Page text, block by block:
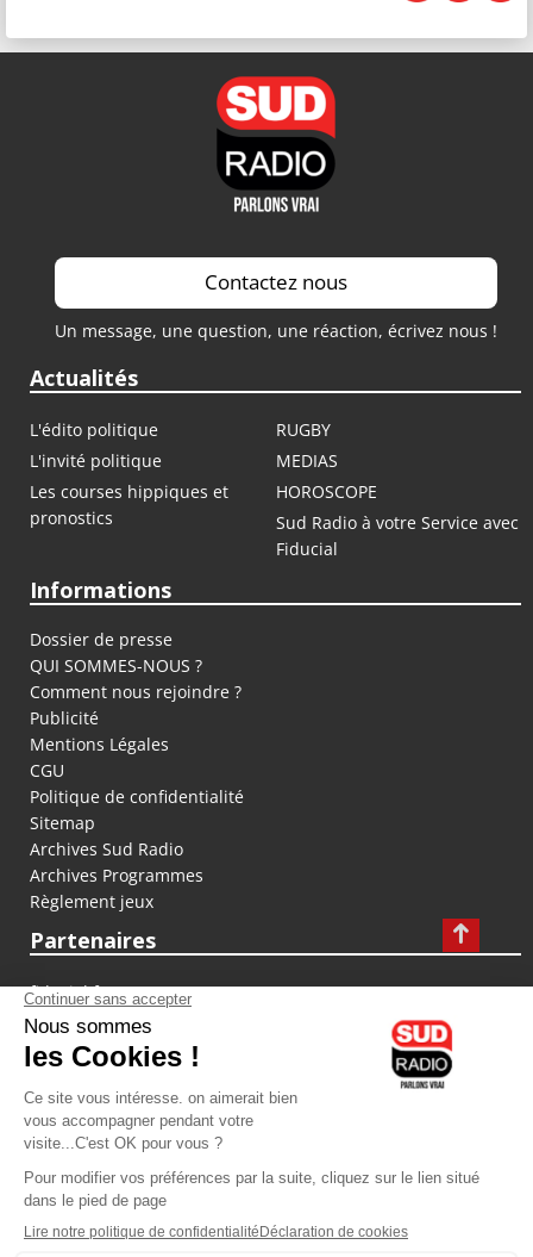
Contactez nous
Un message, une question, une réaction, écrivez nous !
Actualités
L'édito politique
RUGBY
L'invité politique
MEDIAS
Les courses hippiques et
pronostics
HOROSCOPE
Sud Radio à votre Service avec
Fiducial
Informations
Dossier de presse
QUI SOMMES-NOUS ?
Comment nous rejoindre ?
Publicité
Mentions Légales
CGU
Politique de confidentialité
Sitemap
Archives Sud Radio
Archives Programmes
Règlement jeux
Partenaires
fiducial.fr
lyoncapitale.fr
olympique-et-lyonnais.com
L'application Iphone / Android
Téléchargez l'application
Les cookies